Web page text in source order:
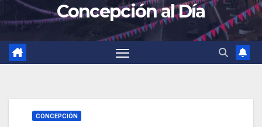
Concepción al Día
CONCEPCIÓN